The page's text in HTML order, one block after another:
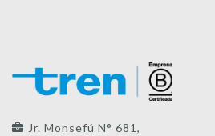
Jr. Monsefú N° 681,